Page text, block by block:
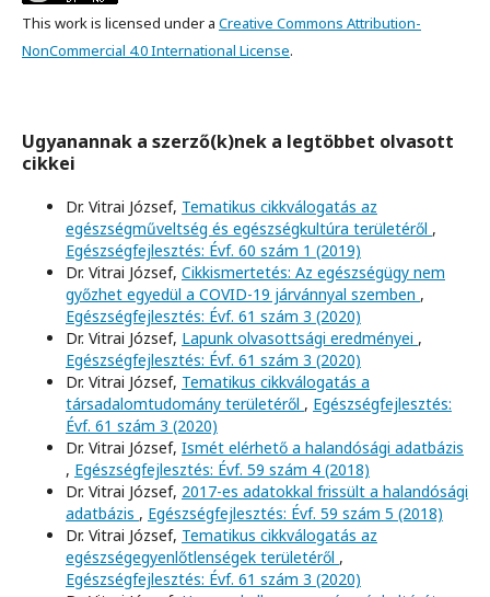
This work is licensed under a Creative Commons Attribution-
NonCommercial 4.0 International License.
Ugyanannak a szerző(k)nek a legtöbbet olvasott
cikkei
Dr. Vitrai József, Tematikus cikkválogatás az
egészségműveltség és egészségkultúra területéről ,
Egészségfejlesztés: Évf. 60 szám 1 (2019)
Dr. Vitrai József, Cikkismertetés: Az egészségügy nem
győzhet egyedül a COVID-19 járvánnyal szemben ,
Egészségfejlesztés: Évf. 61 szám 3 (2020)
Dr. Vitrai József, Lapunk olvasottsági eredményei ,
Egészségfejlesztés: Évf. 61 szám 3 (2020)
Dr. Vitrai József, Tematikus cikkválogatás a
társadalomtudomány területéről , Egészségfejlesztés:
Évf. 61 szám 3 (2020)
Dr. Vitrai József, Ismét elérhető a halandósági adatbázis
, Egészségfejlesztés: Évf. 59 szám 4 (2018)
Dr. Vitrai József, 2017-es adatokkal frissült a halandósági
adatbázis , Egészségfejlesztés: Évf. 59 szám 5 (2018)
Dr. Vitrai József, Tematikus cikkválogatás az
egészségegyenlőtlenségek területéről ,
Egészségfejlesztés: Évf. 61 szám 3 (2020)